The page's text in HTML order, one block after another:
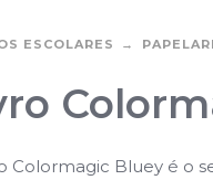
ESCOLARES
Colormagic Bluey é o